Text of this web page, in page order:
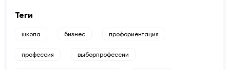
Теги
школа бизнес профориентация
профессия выборпрофессии